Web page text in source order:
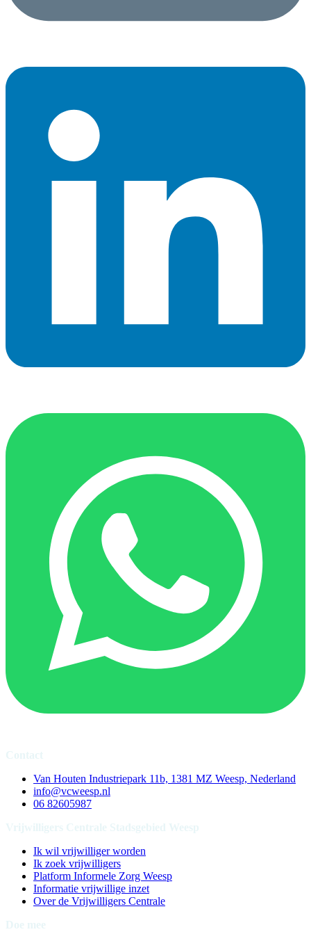
Van Houten Industriepark 11b, 1381 MZ Weesp, Nederland
info@vcweesp.nl
06 82605987
Ik wil vrijwilliger worden
Ik zoek vrijwilligers
Platform Informele Zorg Weesp
Informatie vrijwillige inzet
Over de Vrijwilligers Centrale